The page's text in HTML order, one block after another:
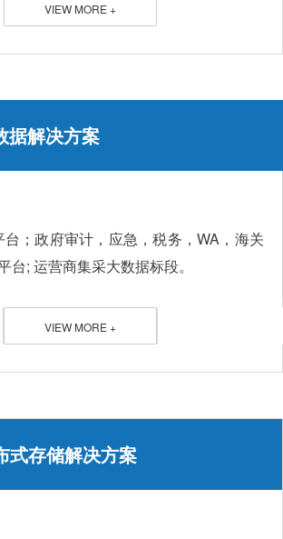
VIEW MORE +
据解决方案
；政府审计，应急，税务，WA，海关
台; 运营商集采大数据标段。
VIEW MORE +
式存储解决方案